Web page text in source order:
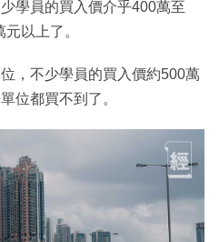
學員的買入價介乎400萬至
以上了。
，不少學員的買入價約500萬
位都買不到了。